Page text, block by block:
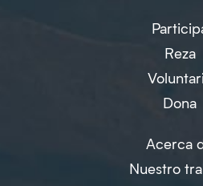
Reza
Dona
Acerca
Nuestro